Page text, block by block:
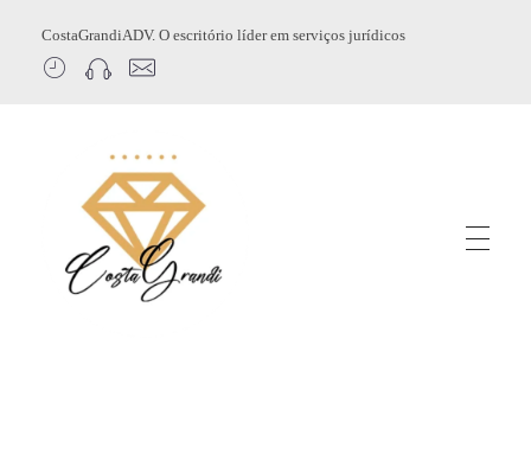
CostaGrandiADV. O escritório líder em serviços jurídicos